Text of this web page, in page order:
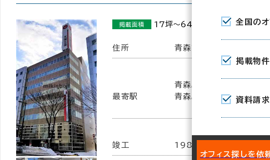
掲載面積 17坪～64坪
住所 青森市長島2-25-1
最寄駅
青森駅(JR) 東口 17分
青森駅(青い森鉄道線)
竣工 1988年 9月
全国の
掲載物
資料請
オフィス探しを依